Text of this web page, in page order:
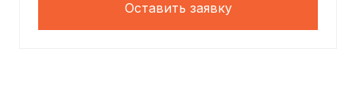
Оставить заявку